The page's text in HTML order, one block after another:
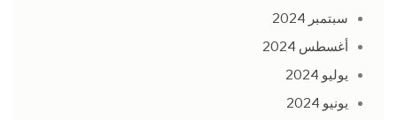
سبتمبر 2024
أغسطس 2024
يوليو 2024
يونيو 2024